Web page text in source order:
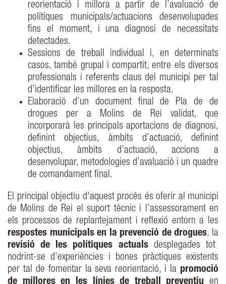
reorientació i millora a partir de l’avaluació de
polítiques municipals/actuacions desenvolupades
fins el moment, i una diagnosi de necessitats
detectades.
Sessions de treball individual i, en determinats
casos, també grupal i compartit, entre els diversos
professionals i referents claus del municipi per tal
d’identificar les millores en la resposta.
Elaboració d’un document final de Pla de de
drogues per a Molins de Rei validat, que
incorporarà les principals aportacions de diagnosi,
definint objectius, àmbits d’actuació, definint
objectius, àmbits d’actuació, accions a
desenvolupar, metodologies d’avaluació i un quadre
de comandament final.
El principal objectiu d'aquest procés és oferir al municipi
de Molins de Rei el suport tècnic i l’assessorament en
els processos de replantejament i reflexió entorn a les
respostes municipals en la prevenció de drogues, la
revisió de les polítiques actualsdesplegades tot
nodrint-se d’experiències i bones pràctiques existents
per tal de fomentar la seva reorientació, i la promoció
de millores en les línies de treball preventiu
en